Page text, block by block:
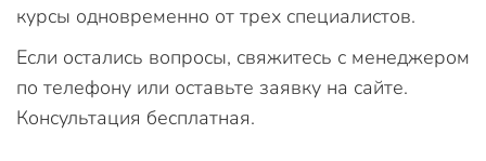
курсы одновременно от трех специалистов.
Если остались вопросы, свяжитесь с менеджером
по телефону или оставьте заявку на сайте.
Консультация бесплатная.